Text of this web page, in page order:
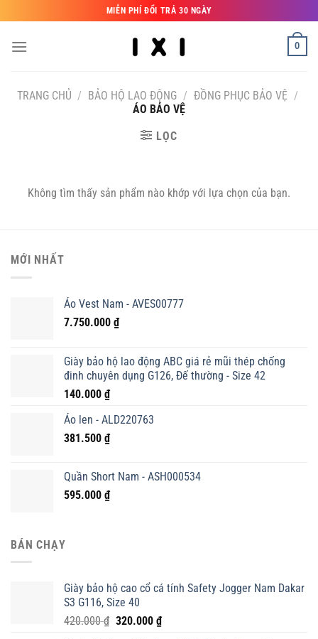
qua
nội
MIỄN PHÍ ĐỔI TRẢ 30 NGÀY
0
TRANG CHỦ / BẢO HỘ LAO ĐỘNG / ĐỒNG PHỤC BẢO VỆ /
ÁO BẢO VỆ
LỌC
Không tìm thấy sản phẩm nào khớp với lựa chọn của bạn.
MỚI NHẤT
Áo Vest Nam - AVES00777
7.750.000 ₫
Giày bảo hộ lao động ABC giá rẻ mũi thép chống
đinh chuyên dụng G126, Đế thường - Size 42
140.000 ₫
Áo len - ALD220763
381.500 ₫
Quần Short Nam - ASH000534
595.000 ₫
BÁN CHẠY
Giày bảo hộ cao cổ cá tính Safety Jogger Nam Dakar
S3 G116, Size 40
420.000₫ Giá
320.000 ₫Giá